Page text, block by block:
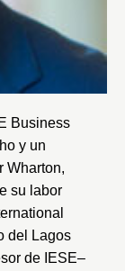
Business
y un
Wharton,
su labor
del
Lagos
de IESE–